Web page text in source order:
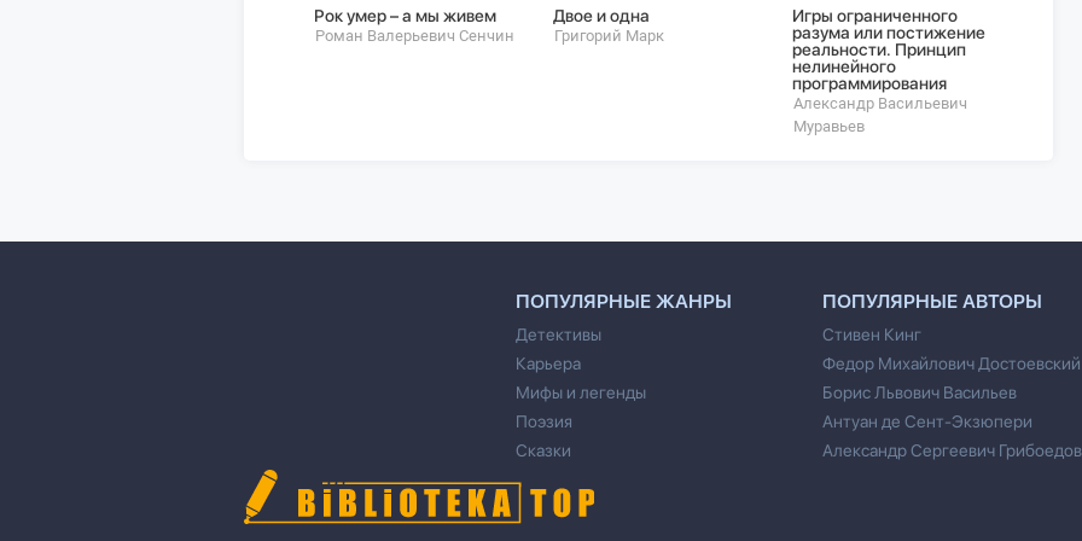
Рок умер – а мы живем
Роман Валерьевич Сенчин
Двое и одна
Григорий Марк
Игры ограниченного
разума или постижение
реальности. Принцип
нелинейного
программирования
Александр Васильевич
Муравьев
ПОПУЛЯРНЫЕ ЖАНРЫ
Детективы
Карьера
Мифы и легенды
Поэзия
Сказки
ПОПУЛЯРНЫЕ АВТОРЫ
Стивен Кинг
Федор Михайлович Достоевский
Борис Львович Васильев
Антуан де Сент-Экзюпери
Александр Сергеевич Грибоедов